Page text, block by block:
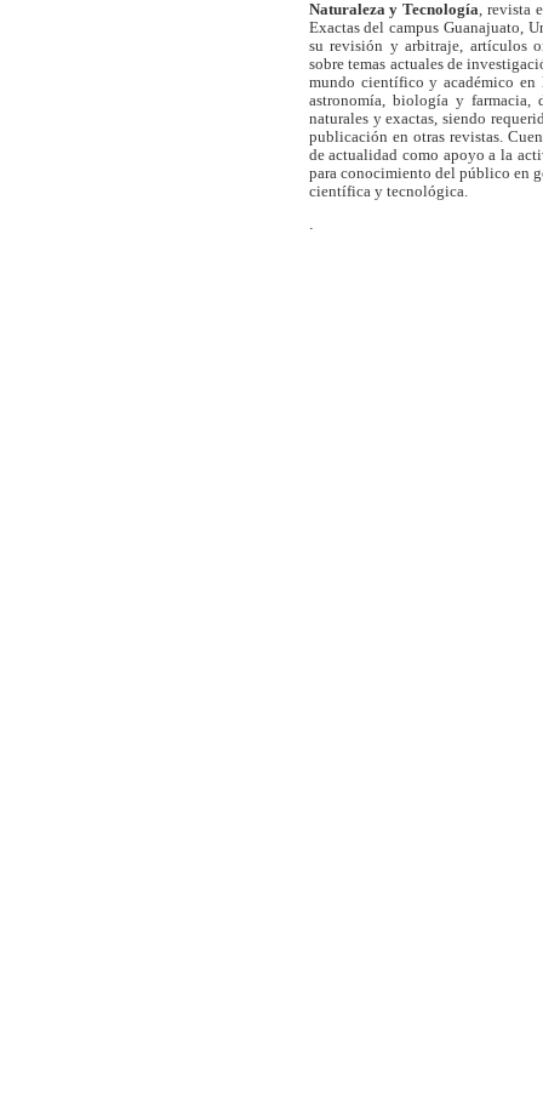
Naturaleza y Tecnología, revista
Exactas del campus Guanajuato,
su revisión y arbitraje, artículos
sobre temas actuales de
mundo científico y académico en
astronomía, biología y farmacia,
naturales y exactas, siendo
publicación en otras revistas.
de actualidad como apoyo a la
para conocimiento del público en
científica y tecnológica.
.